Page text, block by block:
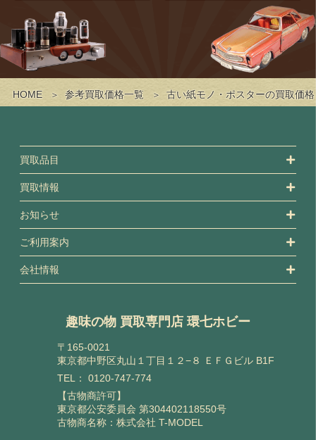
HOME 参考買取価格一覧 古い紙モノ・ポスターの買取価格
買取品目
買取情報
お知らせ
ご利用案内
会社情報
趣味の物 買取専門店 環七ホビー
〒165-0021
東京都中野区丸山１丁目１２−８ ＥＦＧビル B1F
TEL： 0120-747-774
【古物商許可】
東京都公安委員会 第304402118550号
古物商名称：株式会社 T-MODEL